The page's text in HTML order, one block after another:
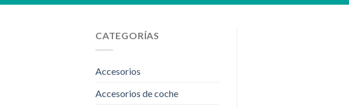
CATEGORÍAS
Accesorios
Accesorios de coche